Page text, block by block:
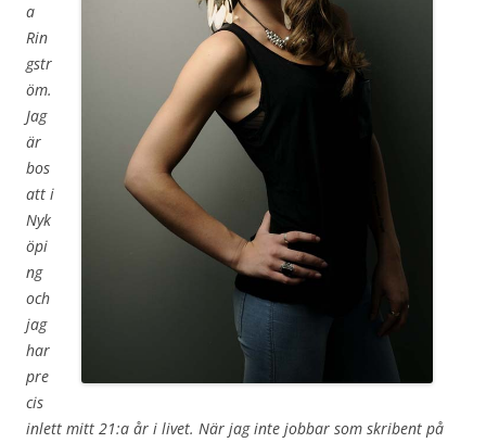
a
Rin
gstr
öm.
Jag
är
bos
att i
Nyk
öpi
ng
och
jag
har
pre
cis
inlett mitt 21:a år i livet. När jag inte jobbar som skribent på